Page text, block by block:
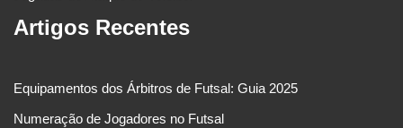
Artigos Recentes
Equipamentos dos Árbitros de Futsal: Guia 2025
Numeração de Jogadores no Futsal